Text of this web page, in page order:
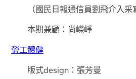
（國民日報通信員劉飛介入采
本期兼顧：尚嶸崢
勞工體健
版式design：張芳曼